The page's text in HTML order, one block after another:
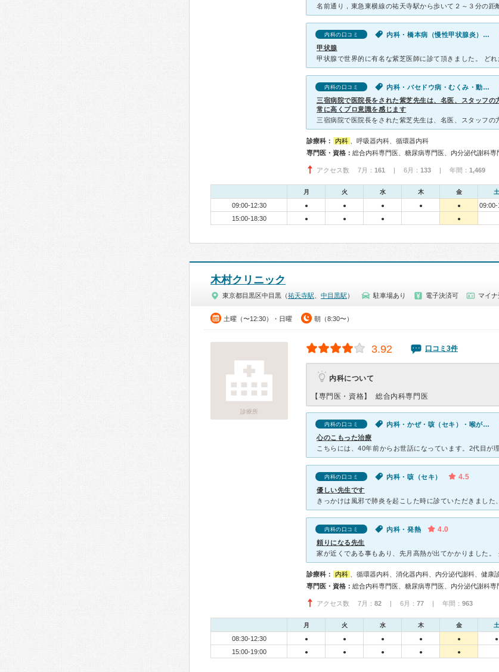
内科の口コミ 内科・橋本病（慢性甲状腺炎）・疲れ
甲状腺
内科の口コミ 内科・バセドウ病・むくみ・動悸・息切れ
三宿病院で医院長をされた紫芝先生は、名医、スタッフの
常に高くプロ意識を感じます
診療科： 内科
、呼吸器内科、循環器内科
専門医・資格： 総合内科専門医、糖尿病専門医、内分泌代謝科専
アクセス数 7月： 161 | 6月： 133 | 年間： 1,469
月 火 水 木 金 土
09:00-12:30 ● ● ● ● ●
09:00-
15:00-18:30
● ● ● ●
木村クリニック
東京都目黒区中目黒（祐天寺駅 中目黒駅 ） 駐車場あり 電子決済可 マイ
土曜（〜12:30）・日曜 朝（8:30〜）
診療所
3.92 口コミ3件
内科について
【専門医・資格】 総合内科専門医
内科の口コミ 内科・かぜ・咳（セキ）・喉が痛い
心のこもった治療
内科の口コミ 内科・咳（セキ） 4.5
優しい先生です
内科の口コミ 内科・発熱 4.0
頼りになる先生
診療科： 内科
、循環器内科、消化器内科、内分泌代謝科、健康
専門医・資格：
アクセス数 7月： 82 | 6月： 77 | 年間： 963
月 火 水 木 金 土
08:30-12:30 ● ● ● ● ● ●
15:00-19:00 ● ● ● ● ●